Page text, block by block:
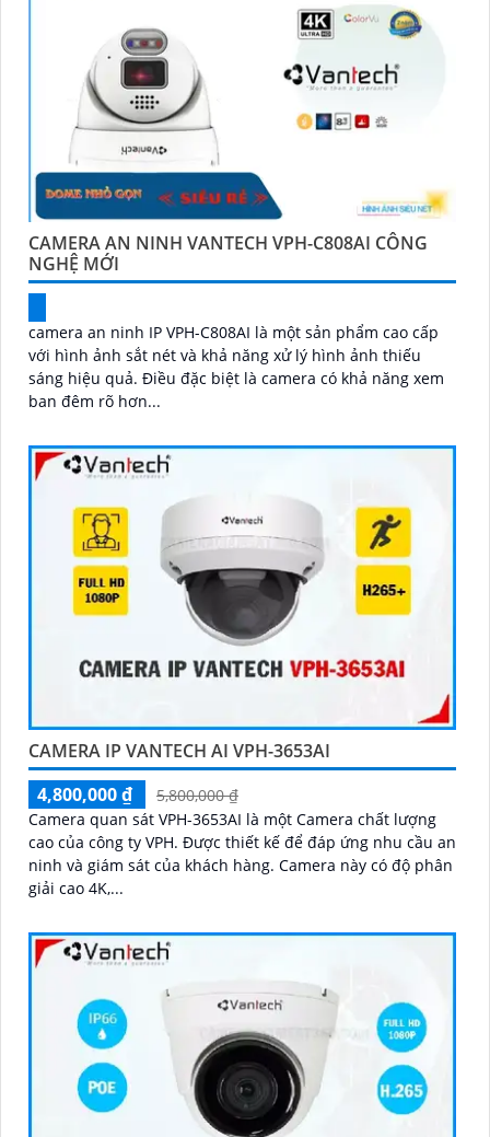
CAMERA AN NINH VANTECH VPH-C808AI CÔNG
NGHỆ MỚI
camera an ninh IP VPH-C808AI là một sản phẩm cao cấp
với hình ảnh sắt nét và khả năng xử lý hình ảnh thiếu
sáng hiệu quả. Điều đặc biệt là camera có khả năng xem
ban đêm rõ hơn...
CAMERA IP VANTECH AI VPH-3653AI
4,800,000 ₫
5,800,000 ₫
Camera quan sát VPH-3653AI là một Camera chất lượng
cao của công ty VPH. Được thiết kế để đáp ứng nhu cầu an
ninh và giám sát của khách hàng. Camera này có độ phân
giải cao 4K,...